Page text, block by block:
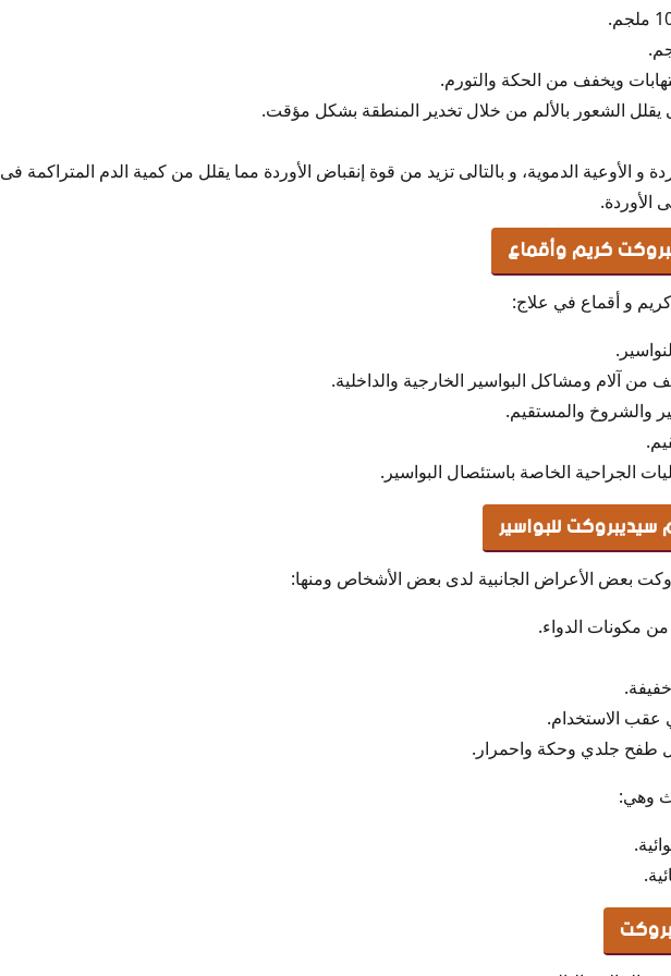
ويخفف من الحكة والتورم.
الشعور بالألم من خلال تخدير المنطقة بشكل مؤقت.
و الأوعية الدموية، و بالتالى تزيد من قوة إنقباض الأوردة مما يقلل من كمية الدم المتراكمة فى
الأوردة.
كريم وأقماع
و أقماع في علاج:
من آلام ومشاكل البواسير الخارجية والداخلية.
والشروخ والمستقيم.
الجراحية الخاصة باستئصال البواسير.
سيديبروكت للبواسير
بعض الأعراض الجانبية لدى بعض الأشخاص ومنها:
مكونات الدواء.
عقب الاستخدام.
طفح جلدي وحكة واحمرار.
وهي: